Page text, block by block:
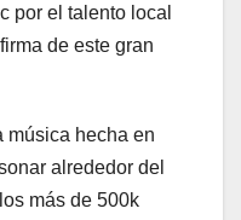
por el talento local
de este gran
música hecha en
alrededor del
más de 500k